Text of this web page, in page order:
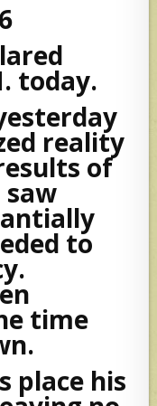
today.
reality
of
to
time
place his